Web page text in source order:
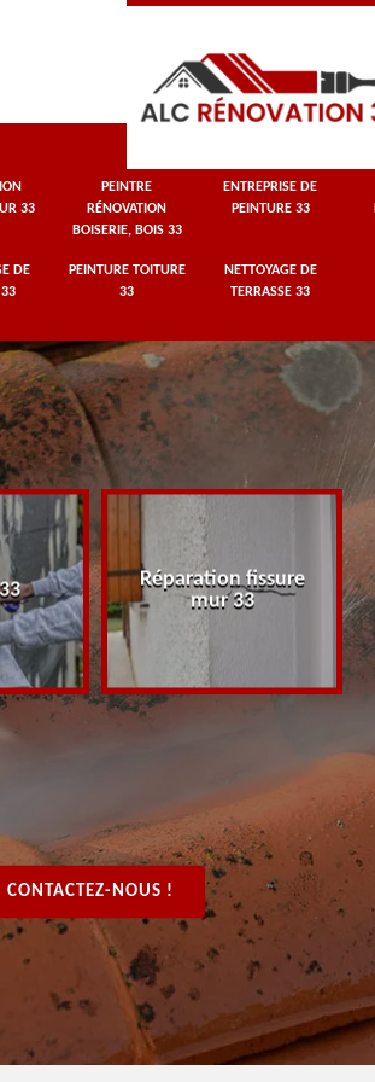
33
PEINTRE
RÉNOVATION
BOISERIE, BOIS 33
ENTREPRISE DE
PEINTURE 33
DE
33
PEINTURE TOITURE
33
NETTOYAGE DE
TERRASSE 33
Réparation fissure
mur 33
CONTACTEZ-NOUS !